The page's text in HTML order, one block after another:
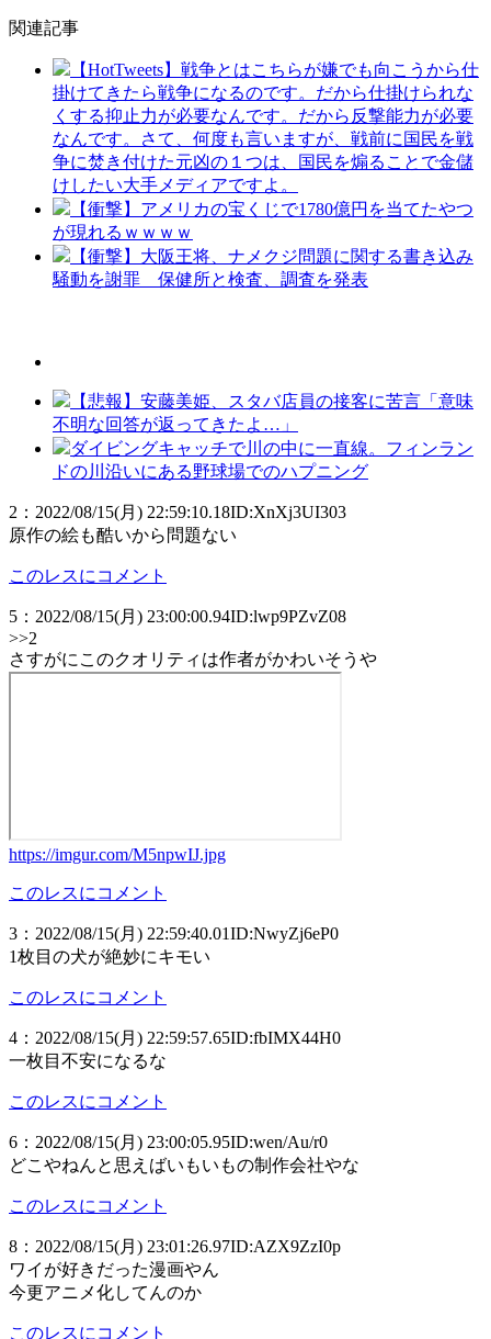
関連記事
【HotTweets】戦争とはこちらが嫌でも向こうから仕
掛けてきたら戦争になるのです。だから仕掛けられな
くする抑止力が必要なんです。だから反撃能力が必要
なんです。さて、何度も言いますが、戦前に国民を戦
争に焚き付けた元凶の１つは、国民を煽ることで金儲
けしたい大手メディアですよ。
【衝撃】アメリカの宝くじで1780億円を当てたやつ
が現れるｗｗｗｗ
【衝撃】大阪王将、ナメクジ問題に関する書き込み
騒動を謝罪 保健所と検査、調査を発表
【悲報】安藤美姫、スタバ店員の接客に苦言「意味
不明な回答が返ってきたよ…」
ダイビングキャッチで川の中に一直線。フィンラン
ドの川沿いにある野球場でのハプニング
2 ： 2022/08/15(月) 22:59:10.18ID:XnXj3UI303
原作の絵も酷いから問題ない
このレスにコメント
5 ： 2022/08/15(月) 23:00:00.94ID:lwp9PZvZ08
>>2
さすがにこのクオリティは作者がかわいそうや
https://imgur.com/M5npwIJ.jpg
このレスにコメント
3 ： 2022/08/15(月) 22:59:40.01ID:NwyZj6eP0
1枚目の犬が絶妙にキモい
このレスにコメント
4 ： 2022/08/15(月) 22:59:57.65ID:fbIMX44H0
一枚目不安になるな
このレスにコメント
6 ： 2022/08/15(月) 23:00:05.95ID:wen/Au/r0
どこやねんと思えばいもいもの制作会社やな
このレスにコメント
8 ： 2022/08/15(月) 23:01:26.97ID:AZX9ZzI0p
ワイが好きだった漫画やん
今更アニメ化してんのか
このレスにコメント